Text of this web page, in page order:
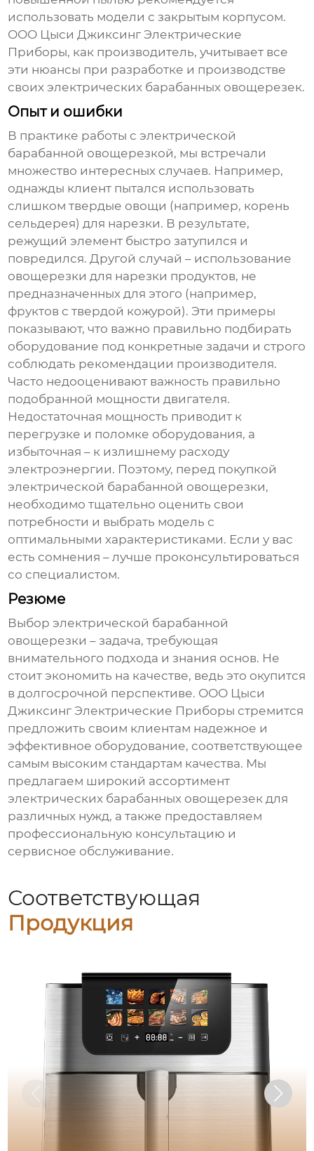
использовать модели с закрытым корпусом.
ООО Цыси Джиксинг Электрические
Приборы, как производитель, учитывает все
эти нюансы при разработке и производстве
своихэлектрических барабанных овощерезек.
Опыт и ошибки
В практике работы сэлектрической
барабанной овощерезкой, мы встречали
множество интересных случаев. Например,
однажды клиент пытался использовать
слишком твердые овощи (например, корень
сельдерея) для нарезки. В результате,
режущий элемент быстро затупился и
повредился. Другой случай – использование
овощерезки для нарезки продуктов, не
предназначенных для этого (например,
фруктов с твердой кожурой). Эти примеры
показывают, что важно правильно подбирать
оборудование под конкретные задачи и строго
соблюдать рекомендации производителя.
Часто недооценивают важность правильно
подобранной мощности двигателя.
Недостаточная мощность приводит к
перегрузке и поломке оборудования, а
избыточная – к излишнему расходу
электроэнергии. Поэтому, перед покупкой
электрической барабанной овощерезки,
необходимо тщательно оценить свои
потребности и выбрать модель с
оптимальными характеристиками. Если у вас
есть сомнения – лучше проконсультироваться
со специалистом.
Резюме
Выборэлектрической барабанной
овощерезки – задача, требующая
внимательного подхода и знания основ. Не
стоит экономить на качестве, ведь это окупится
в долгосрочной перспективе. ООО Цыси
Джиксинг Электрические Приборы стремится
предложить своим клиентам надежное и
эффективное оборудование, соответствующее
самым высоким стандартам качества. Мы
предлагаем широкий ассортимент
электрических барабанных овощерезек для
различных нужд, а также предоставляем
профессиональную консультацию и
сервисное обслуживание.
Соответствующая
Продукция